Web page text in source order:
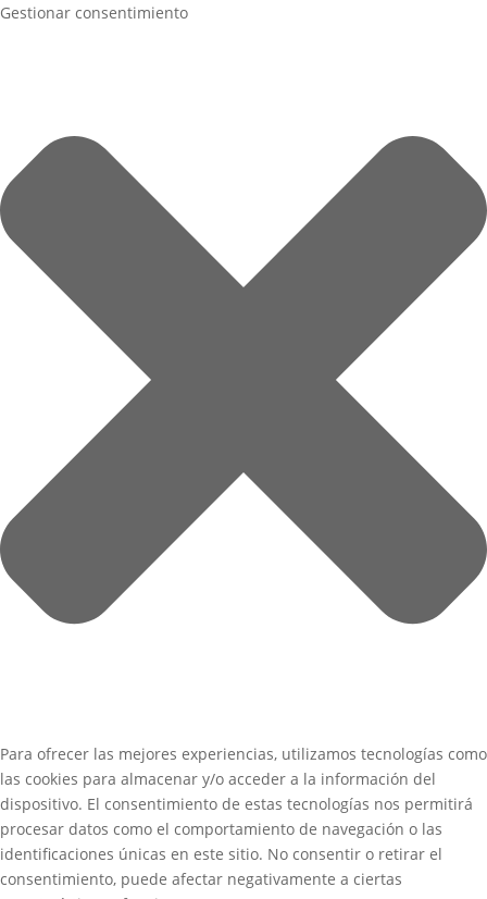
Gestionar consentimiento
Para ofrecer las mejores experiencias, utilizamos tecnologías como
las cookies para almacenar y/o acceder a la información del
dispositivo. El consentimiento de estas tecnologías nos permitirá
procesar datos como el comportamiento de navegación o las
identificaciones únicas en este sitio. No consentir o retirar el
consentimiento, puede afectar negativamente a ciertas